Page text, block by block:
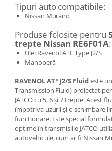
Tipuri auto compatibile:
Nissan Murano
Produse folosite pentru
trepte Nissan RE6F01A:
Ulei Ravenol ATF Type J2/S
Manoperă
RAVENOL ATF J2/S Fluideste
Transmission Fluid) proiectat
JATCO cu 5, 6 și 7 trepte. Acest
împotriva uzurii și o schimbare
funcționare. Este special
optime în transmisiile JATCO
autovehicule, cum ar fi Nissan